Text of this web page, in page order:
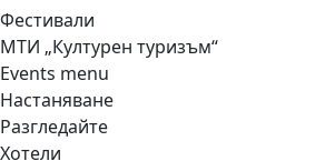
Фестивали
МТИ „Културен туризъм“
Events menu
Настаняване
Разгледайте
Хотели